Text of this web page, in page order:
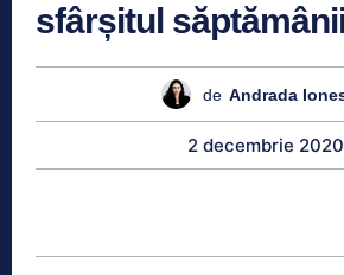
sfârșitul
de Andrada
2 decembrie 2020